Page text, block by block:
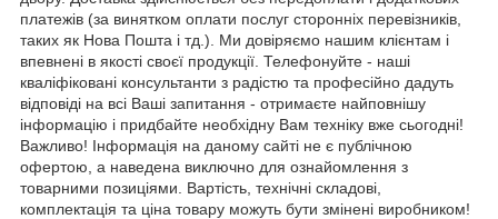
платежів (за винятком оплати послуг сторонніх перевізників,
таких як Нова Пошта і тд.). Ми довіряємо нашим клієнтам і
впевнені в якості своєї продукції. Телефонуйте - наші
кваліфіковані консультанти з радістю та професійно дадуть
відповіді на всі Ваші запитання - отримаєте найповнішу
інформацію і придбайте необхідну Вам техніку вже сьогодні!
Важливо! Інформація на даному сайті не є публічною
офертою, а наведена виключно для ознайомлення з
товарними позиціями. Вартість, технічні складові,
комплектація та ціна товару можуть бути змінені виробником!